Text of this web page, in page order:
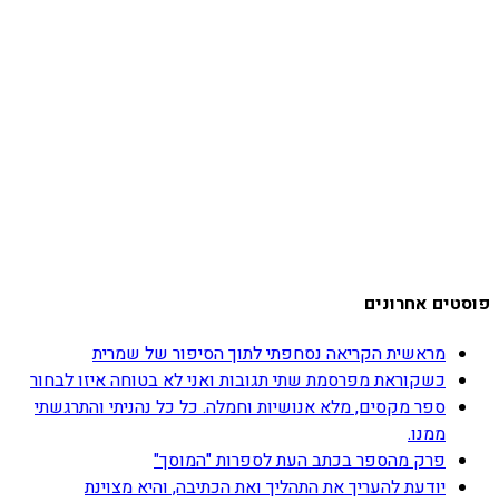
פוסטים אחרונים
מראשית הקריאה נסחפתי לתוך הסיפור של שמרית
כשקוראת מפרסמת שתי תגובות ואני לא בטוחה איזו לבחור
ספר מקסים, מלא אנושיות וחמלה. כל כל נהניתי והתרגשתי
ממנו.
פרק מהספר בכתב העת לספרות "המוסך"
יודעת להעריך את התהליך ואת הכתיבה, והיא מצוינת